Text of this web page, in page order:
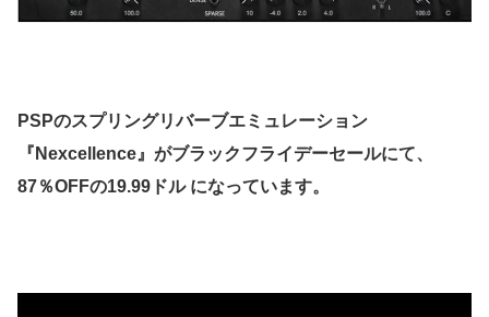
PSPのスプリングリバーブエミュレーション
『Nexcellence』がブラックフライデーセールにて、
87％OFFの19.99ドル になっています。